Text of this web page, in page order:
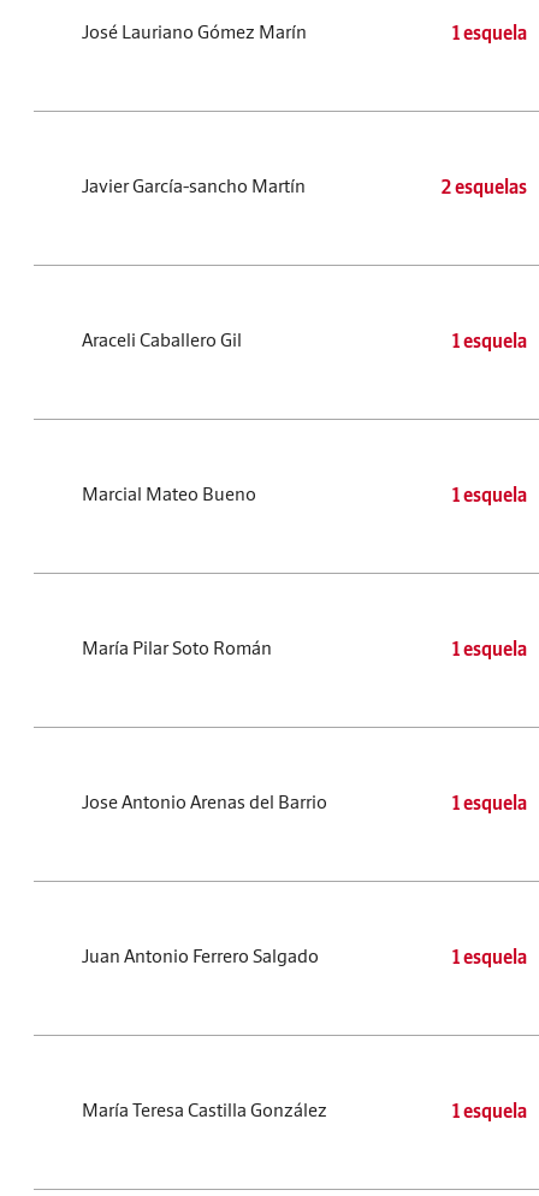
José Lauriano Gómez Marín 1 esquela
Javier García-sancho Martín 2 esquelas
Araceli Caballero Gil 1 esquela
Marcial Mateo Bueno 1 esquela
María Pilar Soto Román 1 esquela
Jose Antonio Arenas del Barrio 1 esquela
Juan Antonio Ferrero Salgado 1 esquela
María Teresa Castilla González 1 esquela